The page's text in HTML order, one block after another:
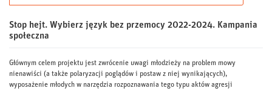
Stop hejt. Wybierz język bez przemocy 2022-2024. Kampania
społeczna
Głównym celem projektu jest zwrócenie uwagi młodzieży na problem mowy
nienawiści (a także polaryzacji poglądów i postaw z niej wynikających),
wyposażenie młodych w narzędzia rozpoznawania tego typu aktów agresji